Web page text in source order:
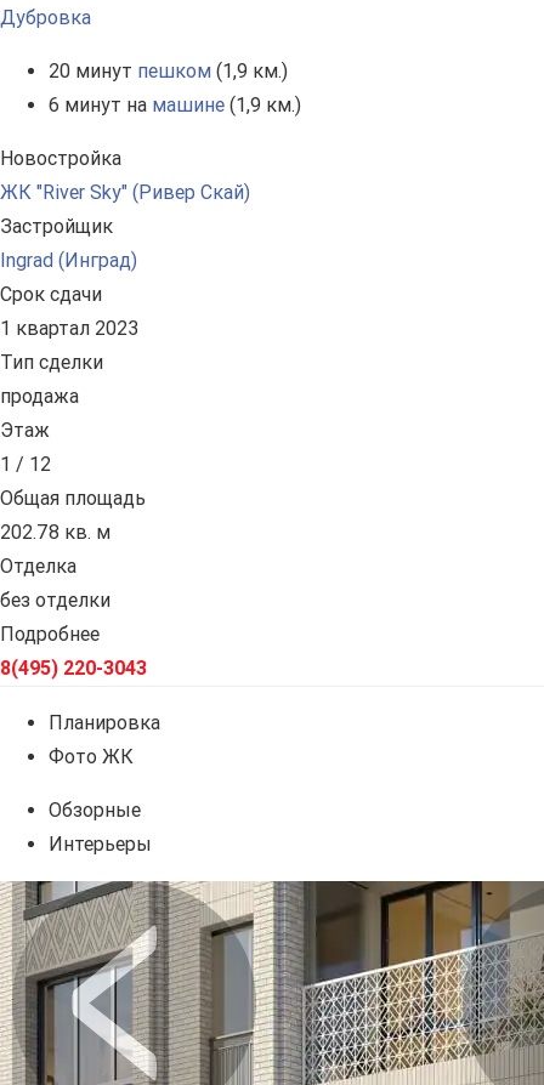
Дубровка
20 минут пешком (1,9 км.)
6 минут на машине (1,9 км.)
Новостройка
ЖК "River Sky" (Ривер Скай)
Застройщик
Ingrad (Инград)
Срок сдачи
1 квартал 2023
Тип сделки
продажа
Этаж
1 / 12
Общая площадь
202.78 кв. м
Отделка
без отделки
Подробнее
8(495) 220-3043
Планировка
Фото ЖК
Обзорные
Интерьеры